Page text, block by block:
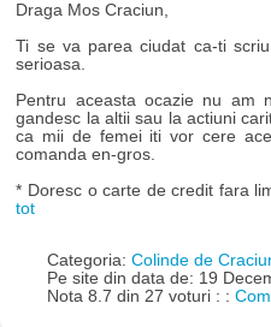
Draga Mos Craciun,
Ti se va parea ciudat ca-ti
serioasa.
Pentru aceasta ocazie nu am
gandesc la altii sau la actiuni
ca mii de femei iti vor cere
comanda en-gros.
* Doresc o carte de credit fara
tot
Categoria: Colinde de
Pe site din data de: 19
Nota 8.7 din 27 voturi : :